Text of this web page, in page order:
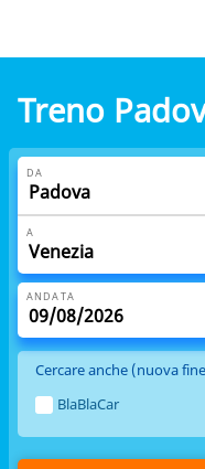
Treno
DA
A
ANDATA
Cercare anche (nuova
BlaBlaCar